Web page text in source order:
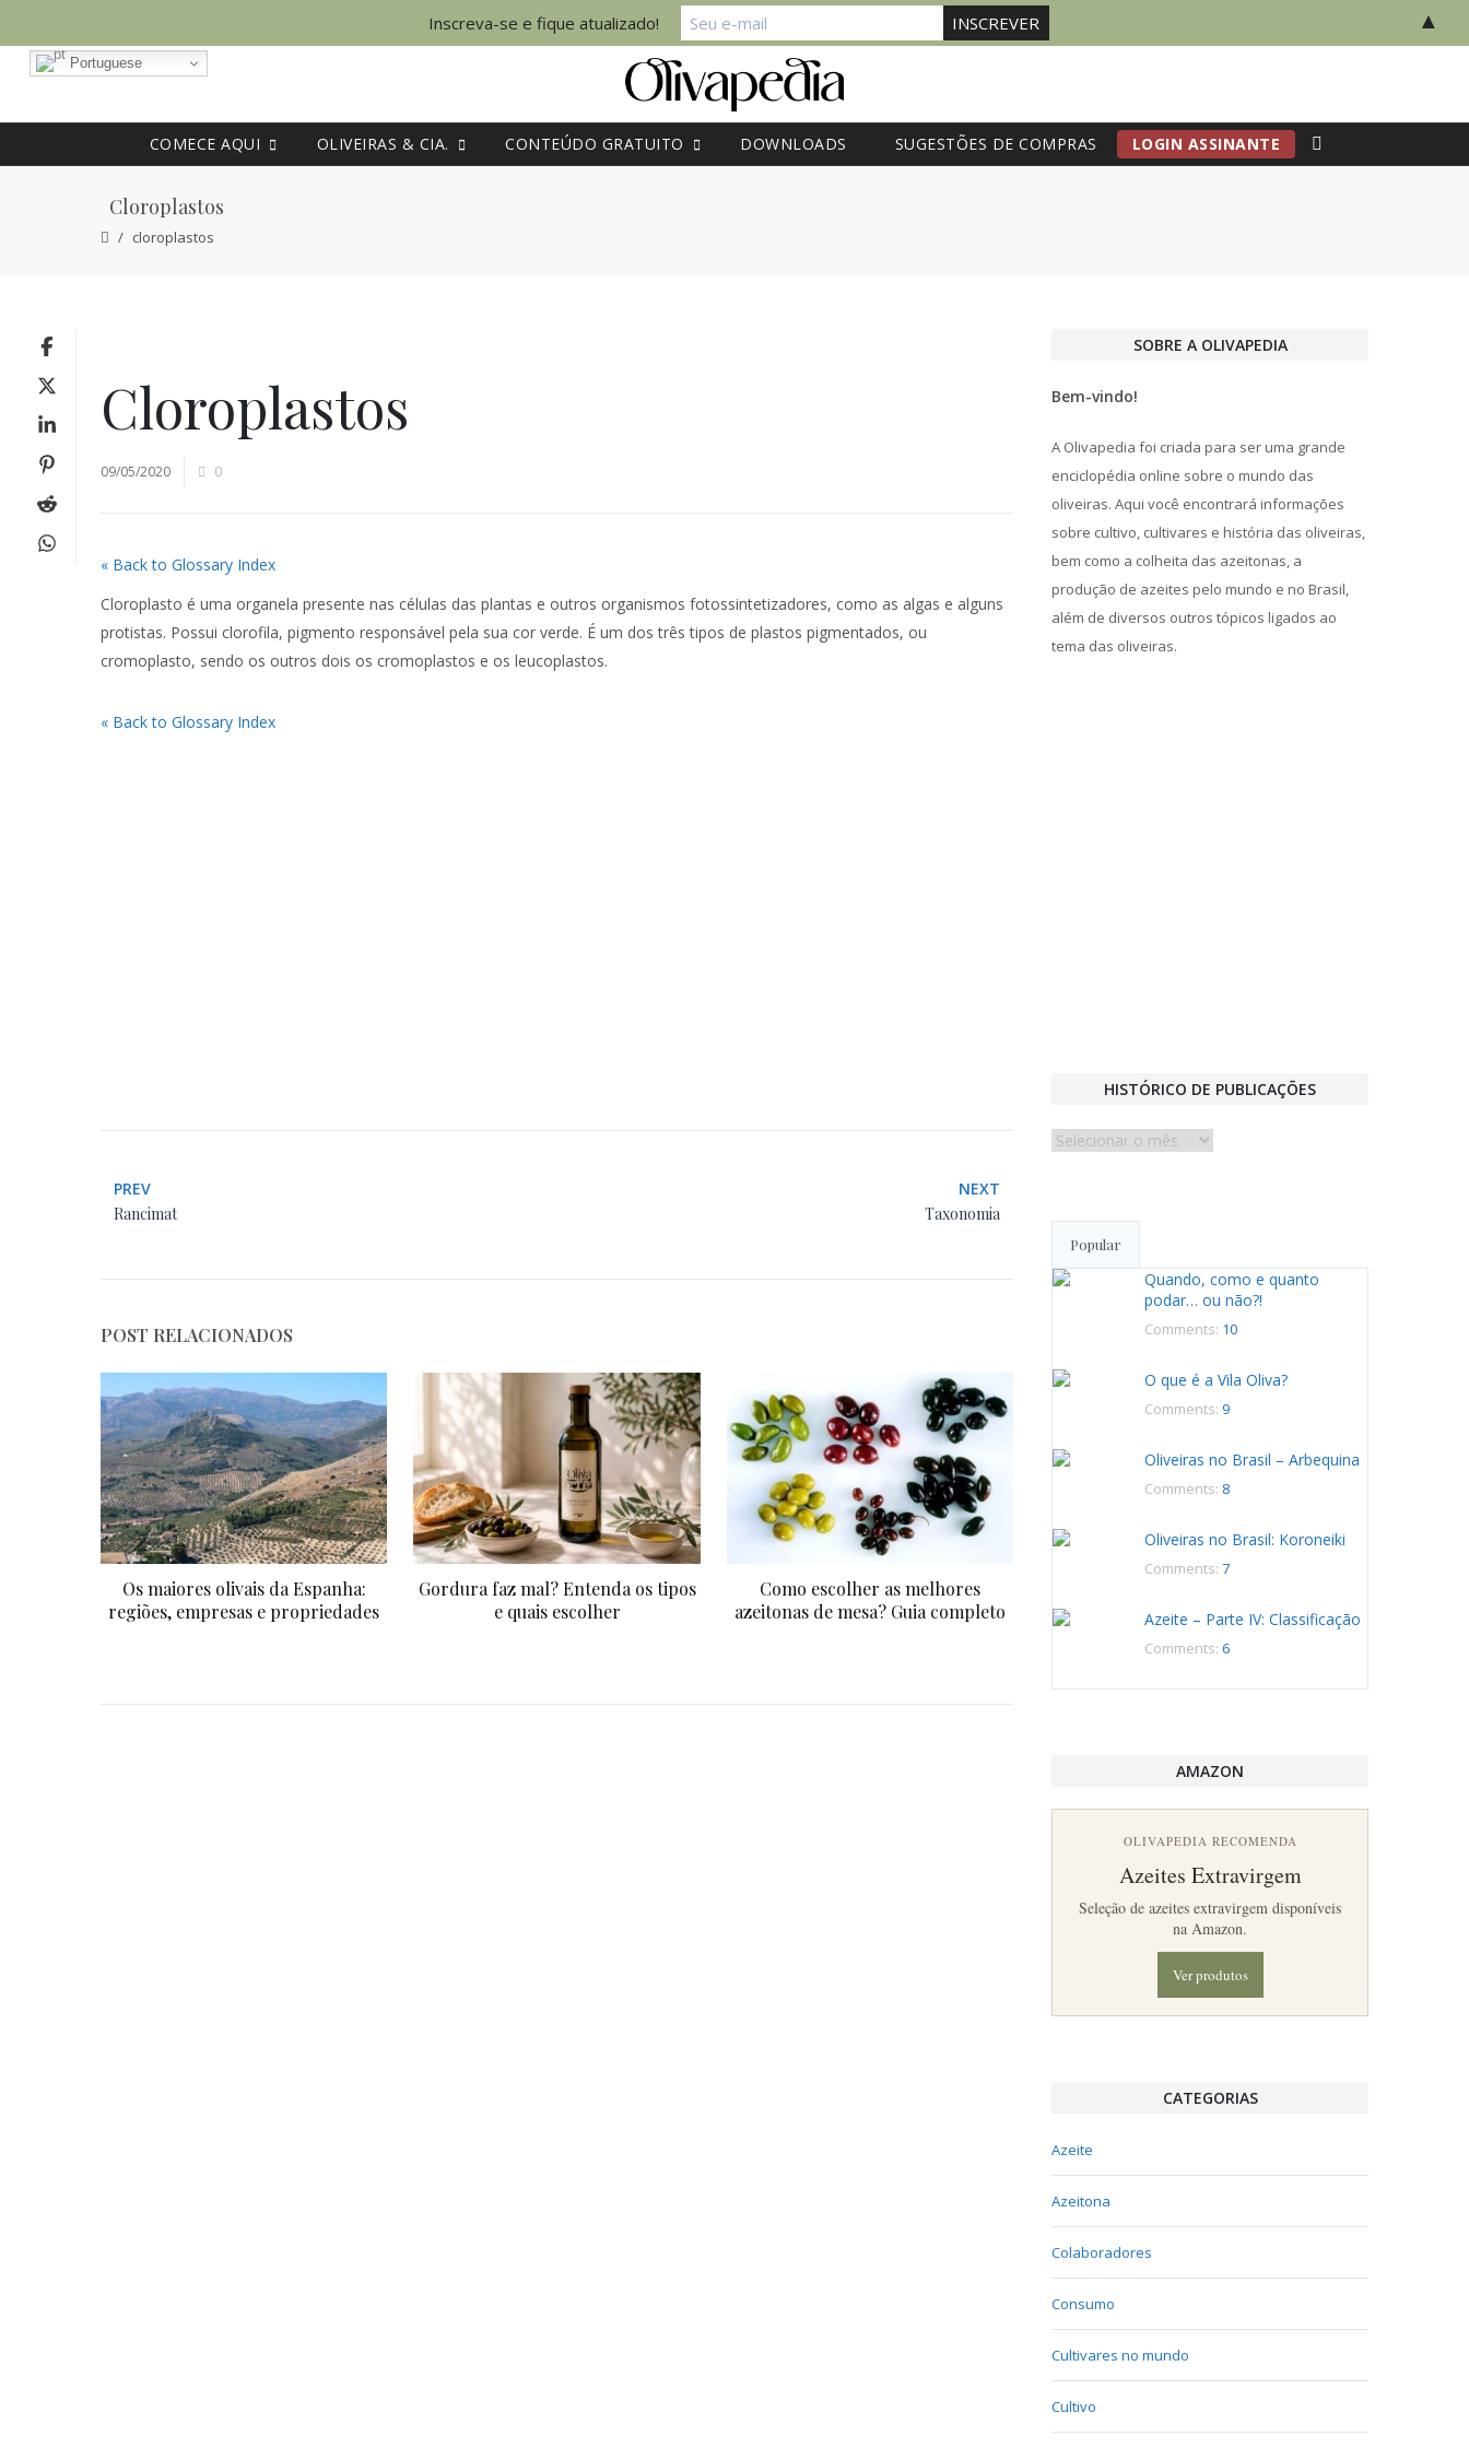
COMECE AQUI OLIVEIRAS & CIA. CONTEÚDO GRATUITO DOWNLOADS SUGESTÕES DE COMPRAS LOGIN ASSINANTE
Cloroplastos
cloroplastos
Cloroplastos
09/05/2020 0
« Back to Glossary Index
Cloroplasto é uma organela presente nas células das plantas e outros organismos fotossintetizadores, como as algas e alguns
protistas. Possui clorofila, pigmento responsável pela sua cor verde. É um dos três tipos de plastos pigmentados, ou
cromoplasto, sendo os outros dois os cromoplastos e os leucoplastos.
« Back to Glossary Index
PREV
Rancimat
NEXT
Taxonomia
POST RELACIONADOS
Os maiores olivais da Espanha:
regiões, empresas e propriedades
Gordura faz mal? Entenda os tipos
e quais escolher
Como escolher as melhores
azeitonas de mesa? Guia completo
SOBRE A OLIVAPEDIA
Bem-vindo!
A Olivapedia foi criada para ser uma grande
enciclopédia online sobre o mundo das
oliveiras. Aqui você encontrará informações
sobre cultivo, cultivares e história das oliveiras,
bem como a colheita das azeitonas, a
produção de azeites pelo mundo e no Brasil,
além de diversos outros tópicos ligados ao
tema das oliveiras.
HISTÓRICO DE PUBLICAÇÕES
Histórico
Popular
Quando, como e quanto
podar… ou não?!
Comments: 10
O que é a Vila Oliva?
Comments: 9
Oliveiras no Brasil – Arbequina
Comments: 8
Oliveiras no Brasil: Koroneiki
Comments: 7
Azeite – Parte IV: Classificação
Comments: 6
AMAZON
OLIVAPEDIA RECOMENDA
Azeites Extravirgem
Seleção de azeites extravirgem disponíveis
na Amazon.
Ver produtos
CATEGORIAS
Azeite
Azeitona
Colaboradores
Consumo
Cultivares no mundo
Cultivo
Inscreva-se e fique atualizado! ▲
Portuguese